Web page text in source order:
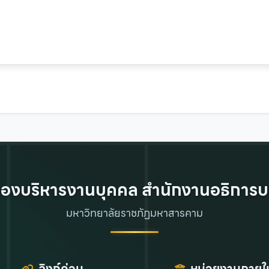
งบริหารงานบุคคล สำนักงานอธิการ
มหาวิทยาลัยราชภัฏมหาสารคาม